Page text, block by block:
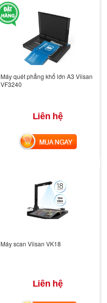
Máy quét phẳng khổ lớn A3 Viisan
VF3240
Liên hệ
MUA NGAY
Máy scan Viisan VK18
Liên hệ